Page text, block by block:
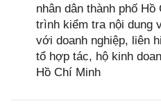
nhân dân thành phố
trình kiểm tra nội dung
với doanh nghiệp, liên
tổ hợp tác, hộ kinh
Hồ Chí Minh